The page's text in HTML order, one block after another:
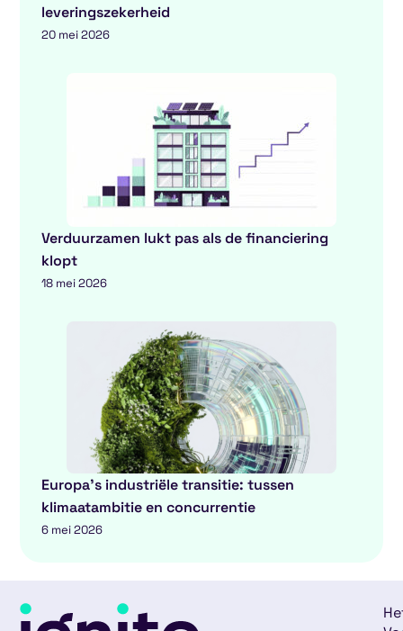
leveringszekerheid
20 mei 2026
Verduurzamen lukt pas als de financiering
klopt
18 mei 2026
Europa’s industriële transitie: tussen
klimaatambitie en concurrentie
6 mei 2026